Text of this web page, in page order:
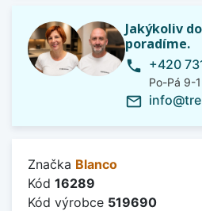
Jakýkoliv
poradíme.
phone +420
Po-Pá 9-
mail_outline
Značka Blanco
Kód 16289
Kód výrobce 519690